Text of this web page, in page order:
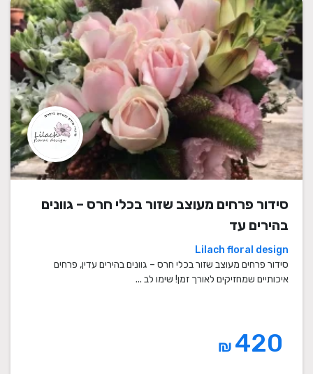
סידור פרחים מעוצב שזור בכלי חרס – גוונים
בהירים עד
Lilach floral design
סידור פרחים מעוצב שזור בכלי חרס – גוונים בהירים עדין, פרחים
איכותיים שמחזיקים לאורך זמן! שימו לב ...
₪